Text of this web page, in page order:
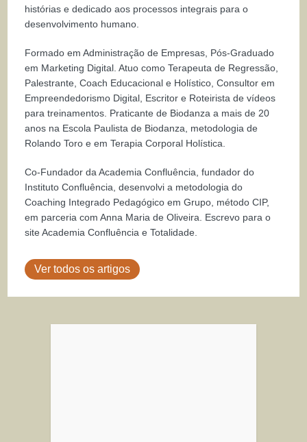
histórias e dedicado aos processos integrais para o
desenvolvimento humano.
Formado em Administração de Empresas, Pós-Graduado
em Marketing Digital. Atuo como Terapeuta de Regressão,
Palestrante, Coach Educacional e Holístico, Consultor em
Empreendedorismo Digital, Escritor e Roteirista de vídeos
para treinamentos. Praticante de Biodanza a mais de 20
anos na Escola Paulista de Biodanza, metodologia de
Rolando Toro e em Terapia Corporal Holística.
Co-Fundador da Academia Confluência, fundador do
Instituto Confluência, desenvolvi a metodologia do
Coaching Integrado Pedagógico em Grupo, método CIP,
em parceria com Anna Maria de Oliveira. Escrevo para o
site Academia Confluência e Totalidade.
Ver todos os artigos